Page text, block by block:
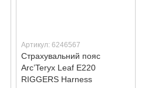
Артикул: 6246567
Страхувальний пояс
Arc’Teryx Leaf E220
RIGGERS Harness